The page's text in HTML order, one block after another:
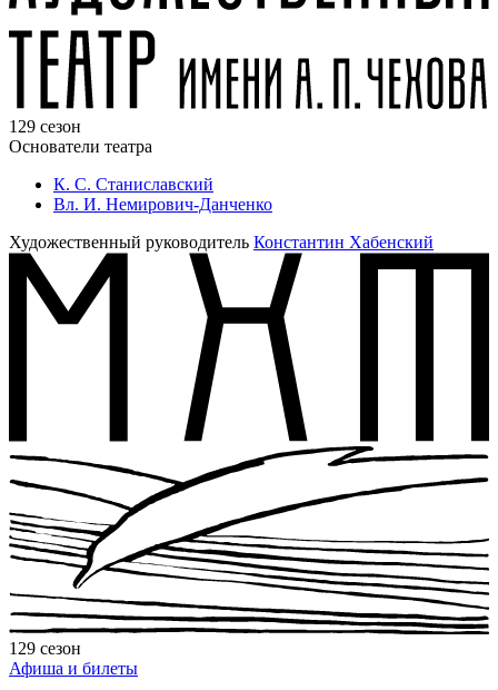
129 сезон
Основатели театра
К. С. Станиславский
Вл. И. Немирович-Данченко
Художественный руководитель Константин Хабенский
129 сезон
Афиша и билеты